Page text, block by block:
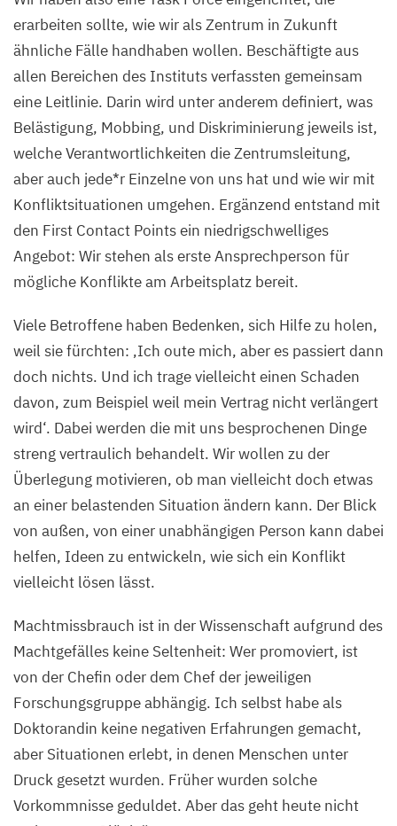
Delbrück
Center
erarbeiten sollte, wie wir als Zentrum in Zukunft
ähnliche Fälle handhaben wollen. Beschäftigte aus
allen Bereichen des Instituts verfassten gemeinsam
eine Leitlinie. Darin wird unter anderem definiert, was
Belästigung, Mobbing, und Diskriminierung jeweils ist,
welche Verantwortlichkeiten die Zentrumsleitung,
aber auch jede*r Einzelne von uns hat und wie wir mit
Konfliktsituationen umgehen. Ergänzend entstand mit
den First Contact Points ein niedrigschwelliges
Angebot: Wir stehen als erste Ansprechperson für
mögliche Konflikte am Arbeitsplatz bereit.
Viele Betroffene haben Bedenken, sich Hilfe zu holen,
weil sie fürchten: ‚Ich oute mich, aber es passiert dann
doch nichts. Und ich trage vielleicht einen Schaden
davon, zum Beispiel weil mein Vertrag nicht verlängert
wird‘. Dabei werden die mit uns besprochenen Dinge
streng vertraulich behandelt. Wir wollen zu der
Überlegung motivieren, ob man vielleicht doch etwas
an einer belastenden Situation ändern kann. Der Blick
von außen, von einer unabhängigen Person kann dabei
helfen, Ideen zu entwickeln, wie sich ein Konflikt
vielleicht lösen lässt.
Machtmissbrauch ist in der Wissenschaft aufgrund des
Machtgefälles keine Seltenheit: Wer promoviert, ist
von der Chefin oder dem Chef der jeweiligen
Forschungsgruppe abhängig. Ich selbst habe als
Doktorandin keine negativen Erfahrungen gemacht,
aber Situationen erlebt, in denen Menschen unter
Druck gesetzt wurden. Früher wurden solche
Vorkommnisse geduldet. Aber das geht heute nicht